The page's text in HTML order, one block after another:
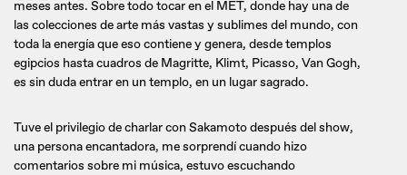
meses antes. Sobre todo tocar en el MET, donde hay una de
las colecciones de arte más vastas y sublimes del mundo, con
toda la energía que eso contiene y genera, desde templos
egipcios hasta cuadros de Magritte, Klimt, Picasso, Van Gogh,
es sin duda entrar en un templo, en un lugar sagrado.
Tuve el privilegio de charlar con Sakamoto después del show,
una persona encantadora, me sorprendí cuando hizo
comentarios sobre mi música, estuvo escuchando